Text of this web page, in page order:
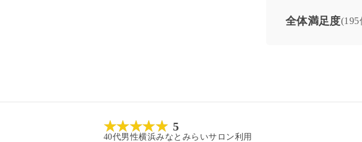
全体満足度(195
5
40代男性横浜みなとみらいサロン利用